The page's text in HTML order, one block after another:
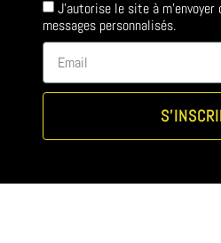
J'autorise le site à
messages personnalisés.